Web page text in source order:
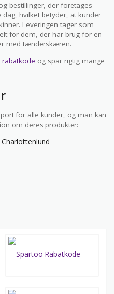
bestillinger, der foretages
hvilket betyder, at kunder
Leveringen tager som
for dem, der har brug for en
med tænderskæren.
rabatkode og spar rigtig mange
for alle kunder, og man kan
om deres produkter: